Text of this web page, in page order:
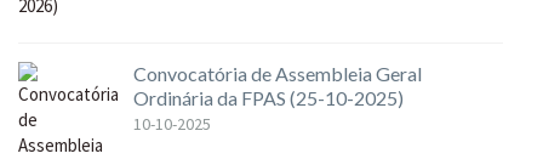
Convocatória de Assembleia Geral
Ordinária da FPAS (25-10-2025)
10-10-2025